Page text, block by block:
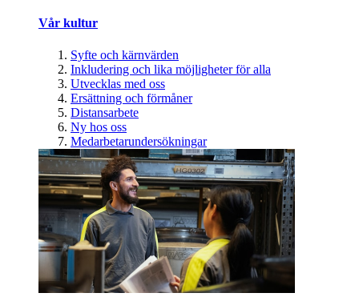
Vår kultur
Syfte och kärnvärden
Inkludering och lika möjligheter för alla
Utvecklas med oss
Ersättning och förmåner
Distansarbete
Ny hos oss
Medarbetarundersökningar